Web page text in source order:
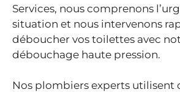
Services, nous comprenons
situation et nous intervenons
déboucher vos toilettes avec
débouchage haute pression.
Nos plombiers experts utilisent